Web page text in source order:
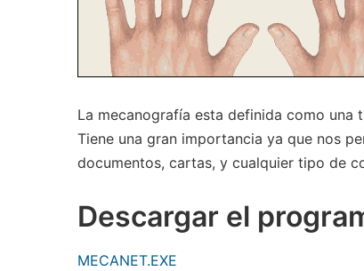
La mecanografía esta definida como una
Tiene una gran importancia ya que nos
documentos, cartas, y cualquier tipo de
Descargar el
MECANET.EXE